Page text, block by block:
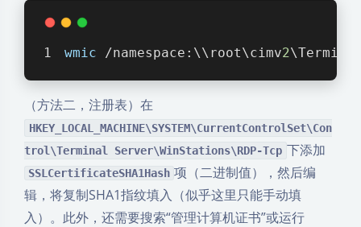
wmic /namespace:\\root\cimv2
（方法二，注册表）在
HKEY_LOCAL_MACHINE\SYSTEM\CurrentControlSet\Con
trol\Terminal Server\WinStations\RDP-Tcp 下添加
SSLCertificateSHA1Hash 项（二进制值），然后编
辑，将复制SHA1指纹填入（似乎这里只能手动填
入）。此外，还需要搜索“管理计算机证书”或运行